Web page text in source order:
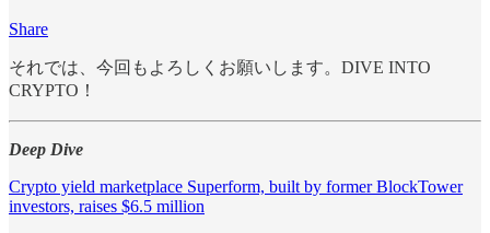
Share
それでは、今回もよろしくお願いします。DIVE INTO
CRYPTO！
Deep Dive
Crypto yield marketplace Superform, built by former BlockTower
investors, raises $6.5 million